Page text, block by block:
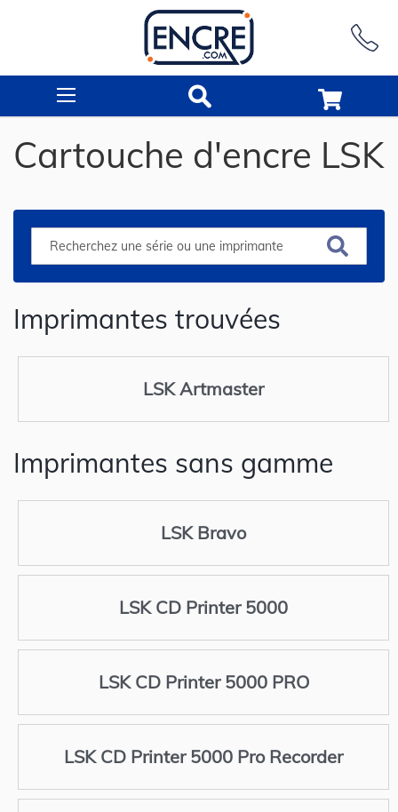
Cartouche d'encre LSK
Imprimantes trouvées
LSK Artmaster
Imprimantes sans gamme
LSK Bravo
LSK CD Printer 5000
LSK CD Printer 5000 PRO
LSK CD Printer 5000 Pro Recorder